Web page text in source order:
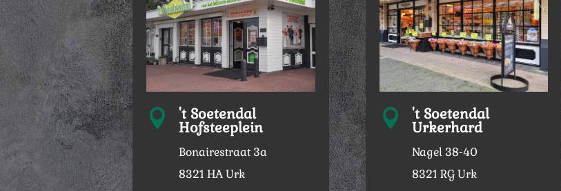
 't Soetendal
Hofsteeplein
Bonairestraat 3a
8321 HA Urk
 't Soetendal
Urkerhard
Nagel 38-40
8321 RG Urk